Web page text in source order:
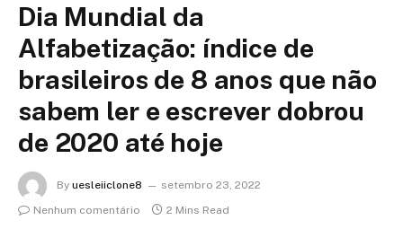
Dia Mundial da
Alfabetização: índice de
brasileiros de 8 anos que não
sabem ler e escrever dobrou
de 2020 até hoje
By uesleiiclone8
setembro 23, 2022
Nenhum comentário
2 Mins Read